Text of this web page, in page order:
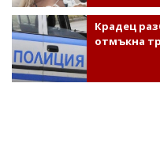
Крадец
отмъкна